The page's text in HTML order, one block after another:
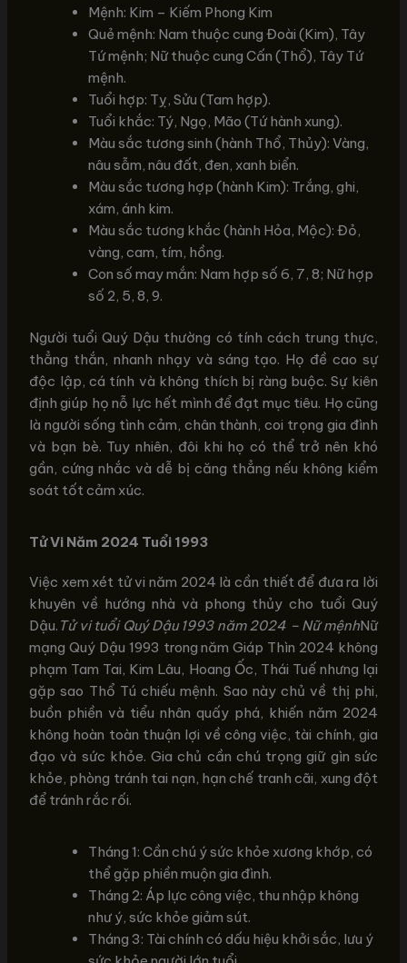
Mệnh: Kim – Kiếm Phong Kim
Quẻ mệnh: Nam thuộc cung Đoài (Kim), Tây
Tứ mệnh; Nữ thuộc cung Cấn (Thổ), Tây Tứ
mệnh.
Tuổi hợp: Tỵ, Sửu (Tam hợp).
Tuổi khắc: Tý, Ngọ, Mão (Tứ hành xung).
Màu sắc tương sinh (hành Thổ, Thủy): Vàng,
nâu sẫm, nâu đất, đen, xanh biển.
Màu sắc tương hợp (hành Kim): Trắng, ghi,
xám, ánh kim.
Màu sắc tương khắc (hành Hỏa, Mộc): Đỏ,
vàng, cam, tím, hồng.
Con số may mắn: Nam hợp số 6, 7, 8; Nữ hợp
số 2, 5, 8, 9.
Người tuổi Quý Dậu thường có tính cách trung thực,
thẳng thắn, nhanh nhạy và sáng tạo. Họ đề cao sự
độc lập, cá tính và không thích bị ràng buộc. Sự kiên
định giúp họ nỗ lực hết mình để đạt mục tiêu. Họ cũng
là người sống tình cảm, chân thành, coi trọng gia đình
và bạn bè. Tuy nhiên, đôi khi họ có thể trở nên khó
gần, cứng nhắc và dễ bị căng thẳng nếu không kiểm
soát tốt cảm xúc.
Tử Vi Năm 2024 Tuổi 1993
Việc xem xét tử vi năm 2024 là cần thiết để đưa ra lời
khuyên về hướng nhà và phong thủy cho tuổi Quý
Dậu. Tử vi tuổi Quý Dậu 1993 năm 2024 – Nữ mệnhNữ
mạng Quý Dậu 1993 trong năm Giáp Thìn 2024 không
phạm Tam Tai, Kim Lâu, Hoang Ốc, Thái Tuế nhưng lại
gặp sao Thổ Tú chiếu mệnh. Sao này chủ về thị phi,
buồn phiền và tiểu nhân quấy phá, khiến năm 2024
không hoàn toàn thuận lợi về công việc, tài chính, gia
đạo và sức khỏe. Gia chủ cần chú trọng giữ gìn sức
khỏe, phòng tránh tai nạn, hạn chế tranh cãi, xung đột
để tránh rắc rối.
Tháng 1: Cần chú ý sức khỏe xương khớp, có
thể gặp phiền muộn gia đình.
Tháng 2: Áp lực công việc, thu nhập không
như ý, sức khỏe giảm sút.
Tháng 3: Tài chính có dấu hiệu khởi sắc, lưu ý